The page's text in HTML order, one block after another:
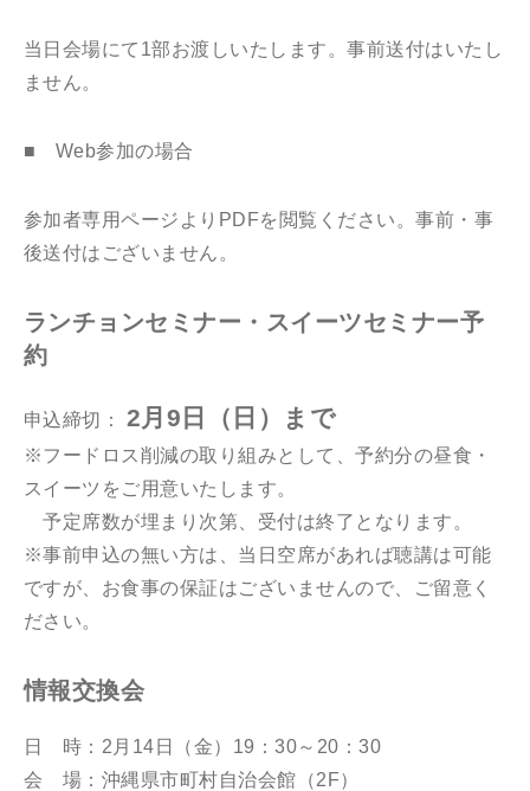
当日会場にて1部お渡しいたします。事前送付はいたし
ません。
■ Web参加の場合
参加者専用ページよりPDFを閲覧ください。事前・事
後送付はございません。
ランチョンセミナー・スイーツセミナー予
約
申込締切： 2月9日（日）まで
※フードロス削減の取り組みとして、予約分の昼食・
スイーツをご用意いたします。
予定席数が埋まり次第、受付は終了となります。
※事前申込の無い方は、当日空席があれば聴講は可能
ですが、お食事の保証はございませんので、ご留意く
ださい。
情報交換会
日 時：2月14日（金）19：30～20：30
会 場：沖縄県市町村自治会館（2F）